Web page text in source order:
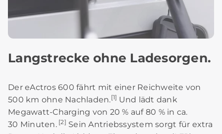
Langstrecke ohne Ladesorgen.
Der eActros 600 fährt mit einer Reichweite von
500 km ohne Nachladen.[1] Und lädt dank
Megawatt-Charging von 20 % auf 80 % in ca.
30 Minuten. [2] Sein Antriebssystem sorgt für extra